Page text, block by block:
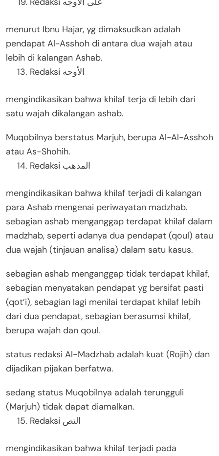
menurut Ibnu Hajar, yg dimaksudkan adalah
pendapat Al-Asshoh di antara dua wajah atau
lebih di kalangan Ashab.
Redaksi الأوجه
mengindikasikan bahwa khilaf terja di lebih dari
satu wajah dikalangan ashab.
Muqobilnya berstatus Marjuh, berupa Al-Al-Asshoh
atau As-Shohih.
Redaksi المذهب
mengindikasikan bahwa khilaf terjadi di kalangan
para Ashab mengenai periwayatan madzhab.
sebagian ashab menganggap terdapat khilaf dalam
madzhab, seperti adanya dua pendapat (qoul) atau
dua wajah (tinjauan analisa) dalam satu kasus.
sebagian ashab menganggap tidak terdapat khilaf,
sebagian menyatakan pendapat yg bersifat pasti
(qot’i), sebagian lagi menilai terdapat khilaf lebih
dari dua pendapat, sebagian berasumsi khilaf,
berupa wajah dan qoul.
status redaksi Al-Madzhab adalah kuat (Rojih) dan
dijadikan pijakan berfatwa.
sedang status Muqobilnya adalah terungguli
(Marjuh) tidak dapat diamalkan.
Redaksi النص
mengindikasikan bahwa khilaf terjadi pada